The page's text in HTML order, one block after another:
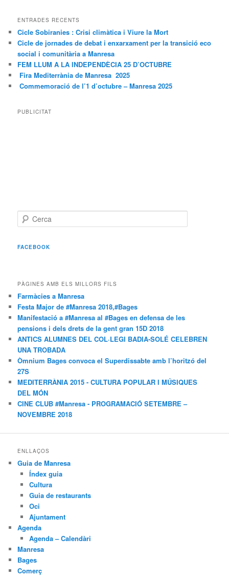
ENTRADES RECENTS
Cicle Sobiranies : Crisi climàtica i Viure la Mort
Cicle de jornades de debat i enxarxament per la transició eco
social i comunitària a Manresa
FEM LLUM A LA INDEPENDÈCIA 25 D’OCTUBRE
Fira Mediterrània de Manresa 2025
Commemoració de l’1 d’octubre – Manresa 2025
PUBLICITAT
e
c
FACEBOOK
PÀGINES AMB ELS MILLORS FILS
Farmàcies a Manresa
Festa Major de #Manresa 2018,#Bages
Manifestació a #Manresa al #Bages en defensa de les
pensions i dels drets de la gent gran 15D 2018
ANTICS ALUMNES DEL COL·LEGI BADIA-SOLÉ CELEBREN
UNA TROBADA
Òmnium Bages convoca el Superdissabte amb l’horitzó del
27S
MEDITERRÀNIA 2015 - CULTURA POPULAR I MÚSIQUES
DEL MÓN
CINE CLUB #Manresa - PROGRAMACIÓ SETEMBRE –
NOVEMBRE 2018
ENLLAÇOS
Guia de Manresa
Índex guia
Cultura
Guia de restaurants
Oci
Ajuntament
Agenda
Agenda – Calendàri
Manresa
Bages
Comerç